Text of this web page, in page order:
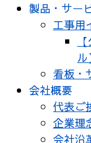
製品・サー
工事用
ル
看板・
会社概要
代表ご
企業理
会社沿